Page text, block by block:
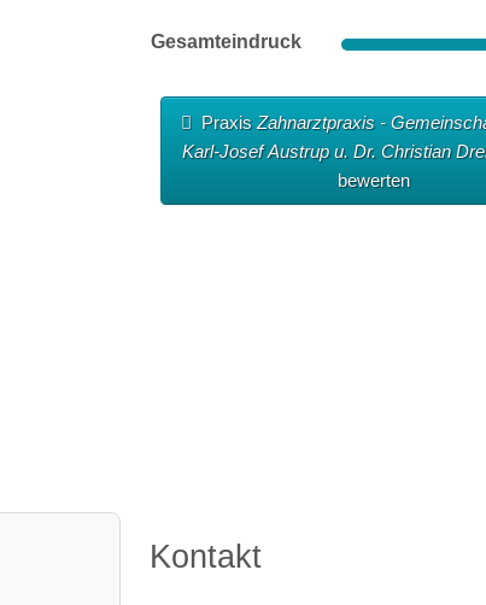
Gesamteindruck
PraxisZahnarztpraxis -
Karl-Josef Austrup u. Dr. Christian
bewerten
Kontakt